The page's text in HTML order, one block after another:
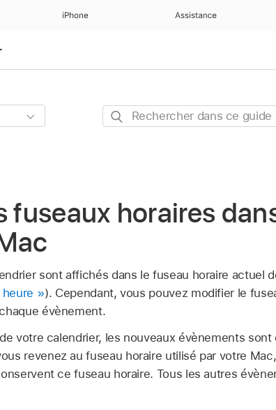
iPhone Assistance
Rechercher
fuseaux horaires
sont affichés dans le fuseau horaire actuel
»). Cependant, vous pouvez modifier le
évènement.
votre calendrier, les nouveaux évènements sont
revenez au fuseau horaire utilisé par votre
ce fuseau horaire. Tous les autres